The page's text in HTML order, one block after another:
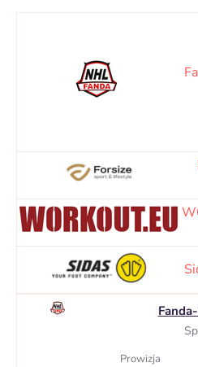
Prowizja